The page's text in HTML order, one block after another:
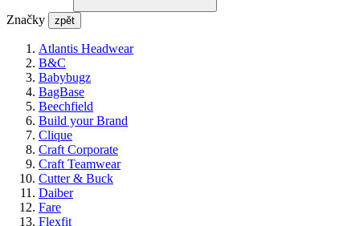
Značky zpět
Atlantis Headwear
B&C
Babybugz
BagBase
Beechfield
Build your Brand
Clique
Craft Corporate
Craft Teamwear
Cutter & Buck
Daiber
Fare
Flexfit